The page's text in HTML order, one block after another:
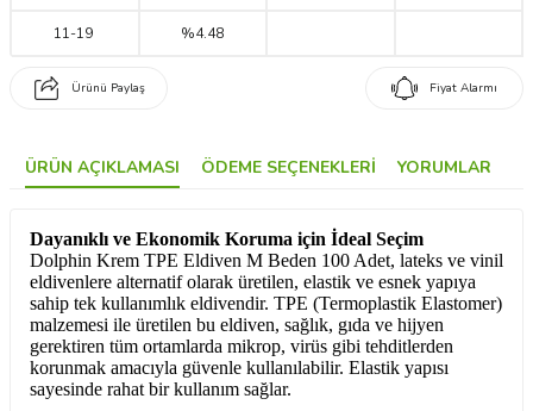
11-19 %4.48
Ürünü Paylaş Fiyat Alarmı
ÜRÜN AÇIKLAMASI ÖDEME SEÇENEKLERI YORUMLAR
Dayanıklı ve Ekonomik Koruma için İdeal Seçim
Dolphin Krem TPE Eldiven M Beden 100 Adet, lateks ve vinil
eldivenlere alternatif olarak üretilen, elastik ve esnek yapıya
sahip tek kullanımlık eldivendir. TPE (Termoplastik Elastomer)
malzemesi ile üretilen bu eldiven, sağlık, gıda ve hijyen
gerektiren tüm ortamlarda mikrop, virüs gibi tehditlerden
korunmak amacıyla güvenle kullanılabilir. Elastik yapısı
sayesinde rahat bir kullanım sağlar.